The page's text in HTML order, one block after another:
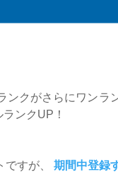
ンクがさらにワンラ
ンクUP！
すが、 期間中登録